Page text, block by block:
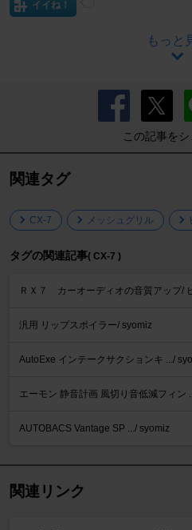
イイね！
もっと
この記事を
関連タグ
CX-7 メッシュグリル
タグの関連記事( CX-7 )
ＲＸ７ カーオーディオの音質アップ/
汎用 リップスポイラー/ syomiz
AutoExe インテークサクションキ .../
エーモン 静音計画 風切り音低減フィン
AUTOBACS Vantage SP .../ syomiz
関連リンク